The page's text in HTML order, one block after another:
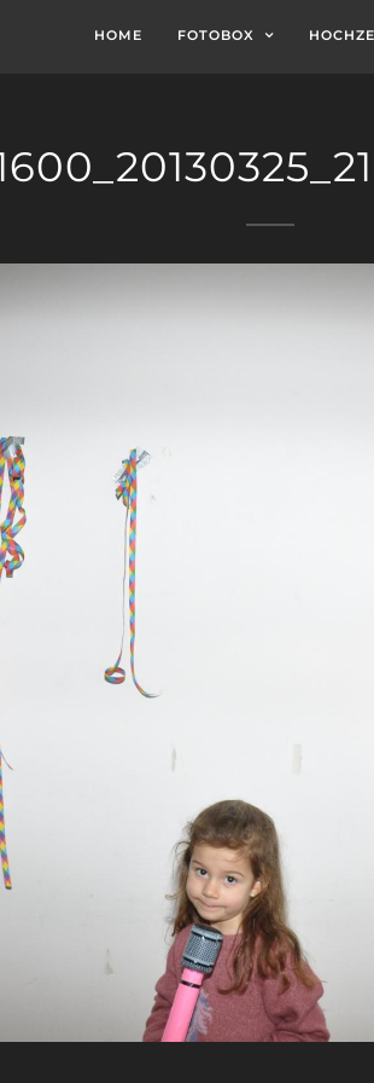
HOME FOTOBOX